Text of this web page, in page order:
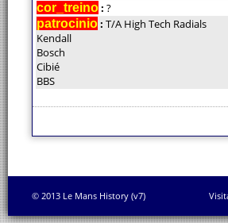
cor_treino: ?
patrocinio: T/A High Tech Radials
Kendall
Bosch
Cibié
BBS
© 2013 Le Mans History (v7)